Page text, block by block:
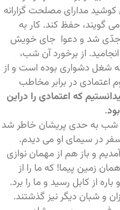
مدارای مصلحت گزارانه
می گویند، حفظ کند. کار به
جدّی شد و دعوا جای خویش
از برخورد آن شب،
شغل دشواری بوده است و از
اعتمادی در برابر مخاطب
که اعتمادی را دراین
.
شب به حدی پریشان خاطر شد
سفر در سیمای او می دیدم.
و باز هم از مهمان نوازی
زمین پیما! که ما را از
از کابل رسید و ما را برد.
و شبان دیگر نیز گذشتند.